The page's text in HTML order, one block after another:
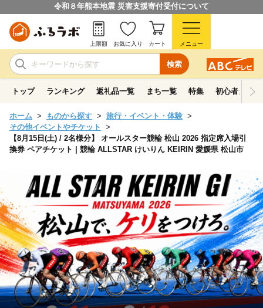
令和８年熊本地震 災害支援寄付受付について
検索
上限額 お気に入り カート メニュー
トップ ランキング 返礼品一覧 まち一覧 特集 初心者ガイド
ホーム ものから探す
旅行・イベント・体験
その他イベントやチケット
【8月15日(土) / 2名様分】 オールスター競輪 松山 2026 指定席入場引
換券 ペアチケット | 競輪 ALLSTAR けいりん KEIRIN 愛媛県 松山市